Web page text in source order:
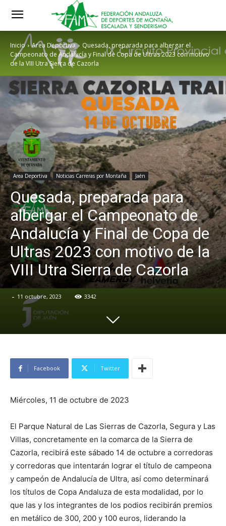
Inicio Area Deportiva
Quesada, preparada para albergar el
Campeonato de Andalucía y Final de Copa de Ultras 2023 con motivo
de la VIII Utra Sierra de Cazorla
Area Deportiva Noticias Carreras por Montaña Jaén
Quesada, preparada para
albergar el Campeonato de
Andalucía y Final de Copa de
Ultras 2023 con motivo de la
VIII Utra Sierra de Cazorla
- 11 octubre, 2023 3342
Facebook Twitter
Miércoles, 11 de octubre de 2023
El Parque Natural de Las Sierras de Cazorla, Segura y Las
Villas, concretamente en la comarca de la Sierra de
Cazorla, recibirá este sábado 14 de octubre a corredoras
y corredoras que intentarán lograr el título de campeona
y campeón de Andalucía de Ultra, así como determinará
los títulos de Copa Andaluza de esta modalidad, por lo
que las y los integrantes de los podios recibirán premios
en metálico de 300, 200 y 100 euros, liderando la